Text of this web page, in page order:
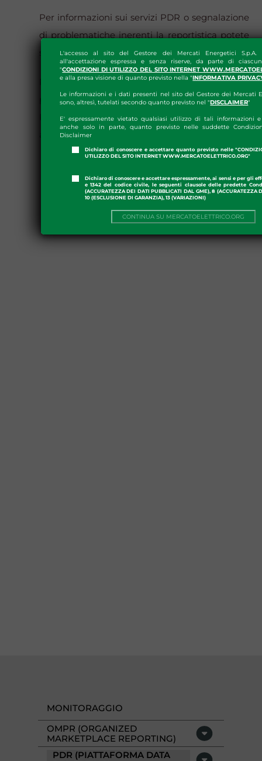
L'accesso al sito del Gestore dei Mercati Energetici S.p.A.
all'accettazione espressa e senza riserve, da parte di
"CONDIZIONI DI UTILIZZO DEL SITO INTERNET
e alla presa visione di quanto previsto nella "INFORMATIVA
Le informazioni e i dati presenti nel sito del Gestore dei Mercati
sono, altresì, tutelati secondo quanto previsto nel "DISCLAIMER"
E' espressamente vietato qualsiasi utilizzo di tali informazioni
anche solo in parte, quanto previsto nelle suddette
Disclaimer
Dichiaro di conoscere e accettare quanto previsto nelle
UTILIZZO DEL SITO INTERNET WWW.MERCATOELETTRICO.ORG"
Dichiaro di conoscere e accettare espressamente, ai sensi e per gli
e 1342 del codice civile, le seguenti clausole delle predette
(ACCURATEZZA DEI DATI PUBBLICATI DAL GME), 8 (ACCURATEZZA
10 (ESCLUSIONE DI GARANZIA), 13 (VARIAZIONI)
CONTINUA SU MERCATOELETTRICO.ORG
Per informazioni sui servizi PDR o segnalazione
di problematiche inerenti la reportistica potete
scrivere a:pdr@mercatoelettrico.org
Per informazioni o segnalazione di
problematiche sul processo di abilitazione alla
PDR potete scrivere a:
abilitazionipdr@mercatoelettrico.org
MONITORAGGIO
OMPR (ORGANIZED
MARKETPLACE REPORTING)
PDR (PIATTAFORMA DATA